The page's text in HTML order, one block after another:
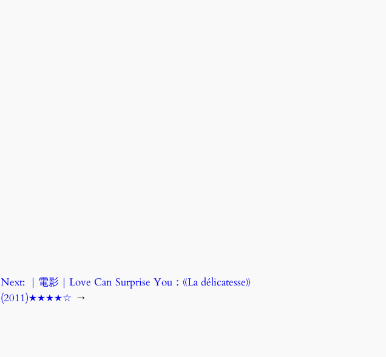
Next: ｜電影｜Love Can Surprise You：《La délicatesse》
(2011)★★★★☆ →